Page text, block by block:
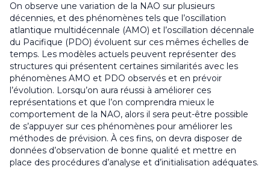
On observe une variation de la NAO sur plusieurs
décennies, et des phénomènes tels que l’oscillation
atlantique multidécennale (AMO) et l’oscillation décennale
du Pacifique (PDO) évoluent sur ces mêmes échelles de
temps. Les modèles actuels peuvent représenter des
structures qui présentent certaines similarités avec les
phénomènes AMO et PDO observés et en prévoir
l’évolution. Lorsqu’on aura réussi à améliorer ces
représentations et que l’on comprendra mieux le
comportement de la NAO, alors il sera peut-être possible
de s’appuyer sur ces phénomènes pour améliorer les
méthodes de prévision. À ces fins, on devra disposer de
données d’observation de bonne qualité et mettre en
place des procédures d’analyse et d’initialisation adéquates.